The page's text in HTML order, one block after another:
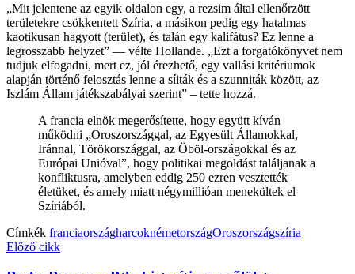
„Mit jelentene az egyik oldalon egy, a rezsim által ellenőrzött
területekre csökkentett Szíria, a másikon pedig egy hatalmas
kaotikusan hagyott (terület), és talán egy kalifátus? Ez lenne a
legrosszabb helyzet” — vélte Hollande. „Ezt a forgatókönyvet nem
tudjuk elfogadni, mert ez, jól érezhető, egy vallási kritériumok
alapján történő felosztás lenne a síiták és a szunniták között, az
Iszlám Állam játékszabályai szerint” – tette hozzá.
A francia elnök megerősítette, hogy együtt kíván
működni „Oroszországgal, az Egyesült Államokkal,
Iránnal, Törökországgal, az Öböl-országokkal és az
Európai Unióval”, hogy politikai megoldást találjanak a
konfliktusra, amelyben eddig 250 ezren vesztették
életüket, és amely miatt négymillióan menekültek el
Szíriából.
Címkék franciaországharcoknémetországOroszországszíria
Előző cikk